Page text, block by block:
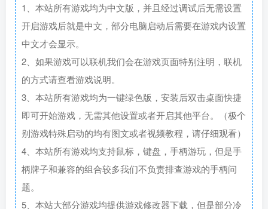
1、本站所有游戏均为中文版，并且经过调试后无需设置
开启游戏后就是中文，部分电脑启动后需要在游戏内设置
中文才会显示。
2、如果游戏可以联机我们会在游戏页面特别注明，联机
的方式请查看游戏说明。
3、本站所有游戏均为一键绿色版，安装后双击桌面快捷
即可开始游戏，无需其他设置或者开启其他平台。（极个
别游戏特殊启动的均有图文或者视频教程，请仔细观看）
4、本站所有游戏均支持鼠标，键盘，手柄游玩，但是手
柄牌子和兼容的组合较多我们不负责排查游戏的手柄问
题。
5、本站大部分游戏均提供游戏修改器下载，但是部分冷